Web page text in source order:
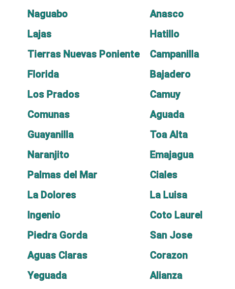
Naguabo
Anasco
Lajas
Hatillo
Tierras Nuevas Poniente
Campanilla
Florida
Bajadero
Los Prados
Camuy
Comunas
Aguada
Guayanilla
Toa Alta
Naranjito
Emajagua
Palmas del Mar
Ciales
La Dolores
La Luisa
Ingenio
Coto Laurel
Piedra Gorda
San Jose
Aguas Claras
Corazon
Yeguada
Alianza